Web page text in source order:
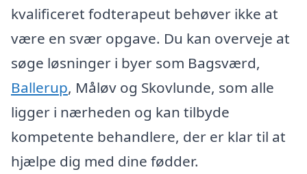
kvalificeret fodterapeut behøver ikke at
være en svær opgave. Du kan overveje at
søge løsninger i byer som Bagsværd,
Ballerup, Måløv og Skovlunde, som alle
ligger i nærheden og kan tilbyde
kompetente behandlere, der er klar til at
hjælpe dig med dine fødder.